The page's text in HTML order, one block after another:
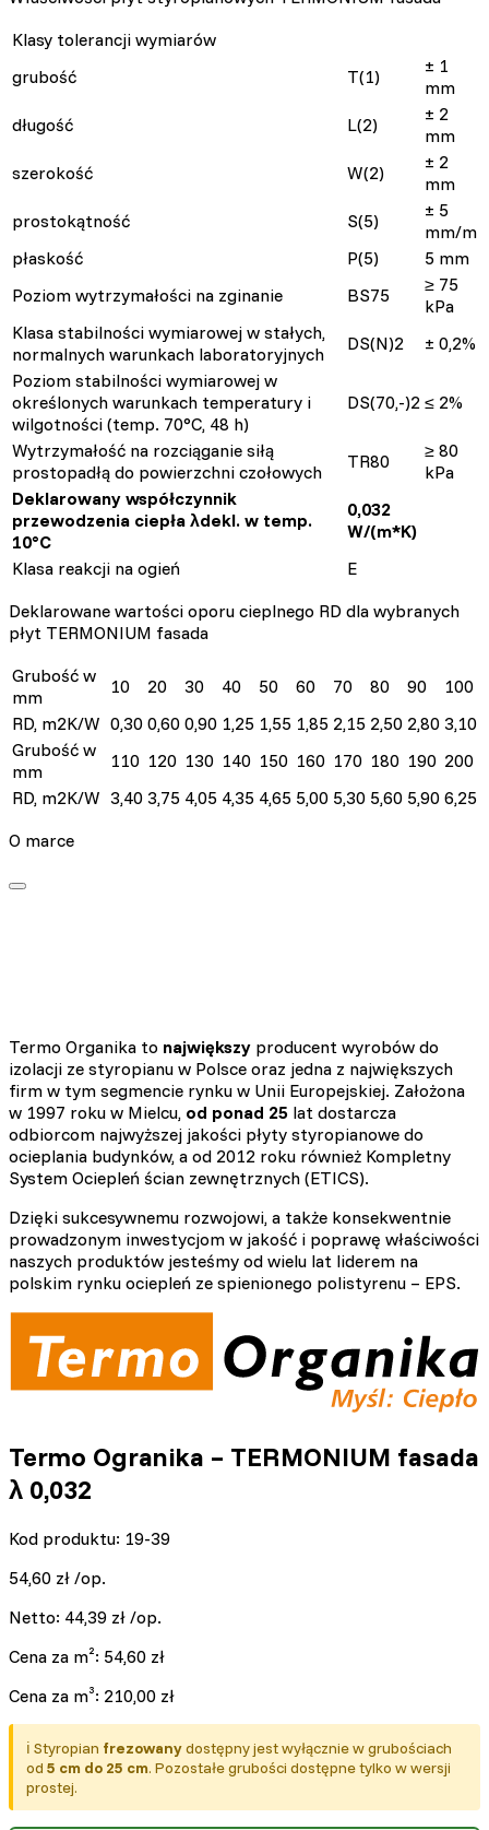
Klasy tolerancji wymiarów
grubość
T(1)
± 1
mm
długość
L(2)
± 2
mm
szerokość
W(2)
± 2
mm
prostokątność
S(5)
± 5
mm/m
płaskość
P(5)
5 mm
Poziom wytrzymałości na zginanie
BS75
≥ 75
kPa
Klasa stabilności wymiarowej w stałych,
normalnych warunkach laboratoryjnych
DS(N)2
± 0,2%
Poziom stabilności wymiarowej w
określonych warunkach temperatury i
wilgotności (temp. 70°C, 48 h)
DS(70,-)2 ≤ 2%
Wytrzymałość na rozciąganie siłą
prostopadłą do powierzchni czołowych
TR80
≥ 80
kPa
Deklarowany współczynnik
przewodzenia ciepła λdekl. w temp.
10°C
0,032
W/(m*K)
Klasa reakcji na ogień
E
Deklarowane wartości oporu cieplnego RD dla wybranych
płyt TERMONIUM fasada
Grubość w
mm
10 20 30 40 50 60 70 80 90
100
RD, m2K/W 0,30 0,60 0,90 1,25 1,55 1,85 2,15 2,50 2,80 3,10
Grubość w
mm
110 120 130 140 150 160 170 180 190 200
RD, m2K/W 3,40 3,75 4,05 4,35 4,65 5,00 5,30 5,60 5,90 6,25
O marce
Termo Organika to największy producent wyrobów do
izolacji ze styropianu w Polsce oraz jedna z największych
firm w tym segmencie rynku w Unii Europejskiej. Założona
w 1997 roku w Mielcu, od ponad 25 lat dostarcza
odbiorcom najwyższej jakości płyty styropianowe do
ocieplania budynków, a od 2012 roku również Kompletny
System Ociepleń ścian zewnętrznych (ETICS).
Dzięki sukcesywnemu rozwojowi, a także konsekwentnie
prowadzonym inwestycjom w jakość i poprawę właściwości
naszych produktów jesteśmy od wielu lat liderem na
polskim rynku ociepleń ze spienionego polistyrenu – EPS.
Termo Ogranika – TERMONIUM fasada
λ 0,032
Kod produktu: 19-39
54,60 zł /op.
Netto: 44,39 zł /op.
Cena za m²: 54,60 zł
Cena za m³: 210,00 zł
ℹ️ Styropian frezowanydostępny jest wyłącznie w grubościach
od 5 cm do 25 cm. Pozostałe grubości dostępne tylko w wersji
prostej.